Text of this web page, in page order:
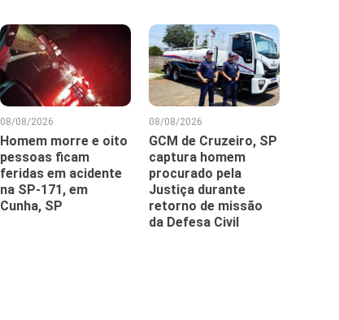
08/08/2026
Homem morre e oito
pessoas ficam
feridas em acidente
na SP-171, em
Cunha, SP
08/08/2026
GCM de Cruzeiro, SP
captura homem
procurado pela
Justiça durante
retorno de missão
da Defesa Civil